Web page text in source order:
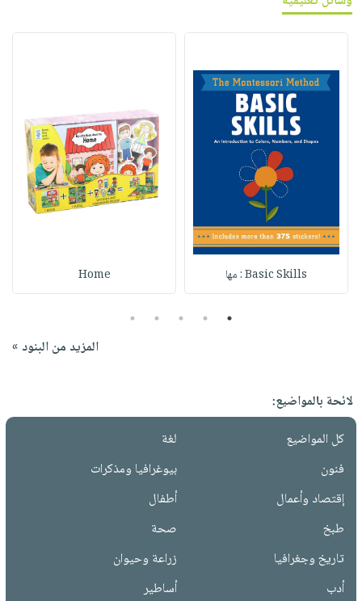
Basic Skills : مها Home
1
2
3
4
5
المزيد من البنود »
لائحة بالمواضيع:
كل المواضيع
لغة
فنون
بيوغرافيا ومذكرات
إقتصاد وأعمال
أطفال
طبخ
صحة
تاريخ وجغرافيا
زراعة وحيوان
أدب
أساطير